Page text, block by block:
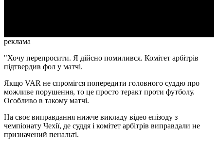
реклама
"Хочу перепросити. Я дійсно помилився. Комітет арбітрів
підтвердив фол у матчі.
Якщо VAR не спромігся попередити головного суддю про
можливе порушення, то це просто теракт проти футболу.
Особливо в такому матчі.
На своє виправдання нижче викладу відео епізоду з
чемпіонату Чехії, де суддя і комітет арбітрів виправдали не
призначений пенальті.